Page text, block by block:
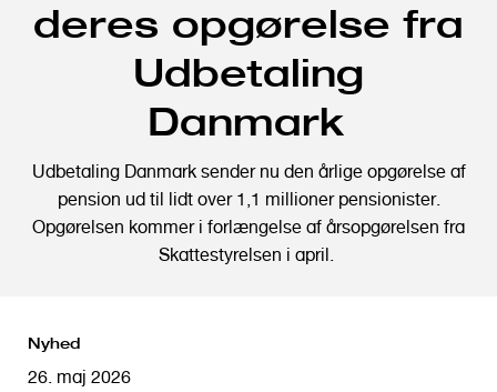
deres opgørelse fra
Udbetaling
Danmark
Udbetaling Danmark sender nu den årlige opgørelse af
pension ud til lidt over 1,1 millioner pensionister.
Opgørelsen kommer i forlængelse af årsopgørelsen fra
Skattestyrelsen i april.
Nyhed
26. maj 2026